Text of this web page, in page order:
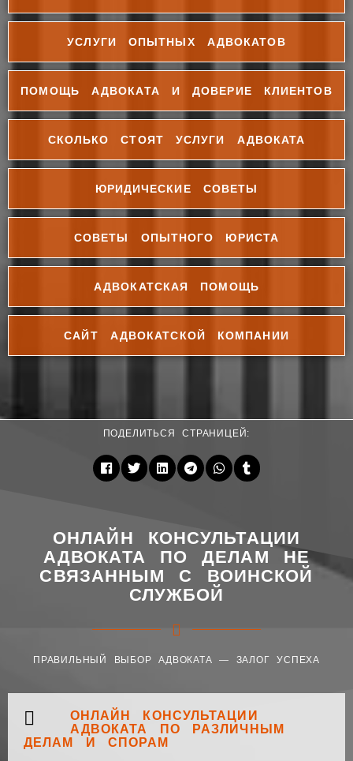
УСЛУГИ ОПЫТНЫХ АДВОКАТОВ
ПОМОЩЬ АДВОКАТА И ДОВЕРИЕ КЛИЕНТОВ
СКОЛЬКО СТОЯТ УСЛУГИ АДВОКАТА
ЮРИДИЧЕСКИЕ СОВЕТЫ
СОВЕТЫ ОПЫТНОГО ЮРИСТА
АДВОКАТСКАЯ ПОМОЩЬ
САЙТ АДВОКАТСКОЙ КОМПАНИИ
ПОДЕЛИТЬСЯ СТРАНИЦЕЙ:
ОНЛАЙН КОНСУЛЬТАЦИИ
АДВОКАТА ПО ДЕЛАМ НЕ
СВЯЗАННЫМ С ВОИНСКОЙ
СЛУЖБОЙ
ПРАВИЛЬНЫЙ ВЫБОР АДВОКАТА — ЗАЛОГ УСПЕХА
ОНЛАЙН КОНСУЛЬТАЦИИ
АДВОКАТА ПО РАЗЛИЧНЫМ
ДЕЛАМ И СПОРАМ